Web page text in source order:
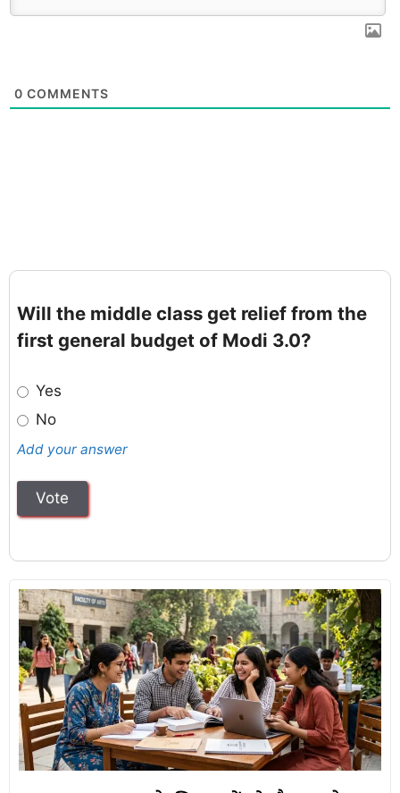
0 COMMENTS
Will the middle class get relief from the
first general budget of Modi 3.0?
Yes
No
Add your answer